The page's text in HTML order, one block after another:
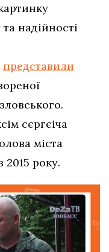
надійності
представили
сєргєіча
міста
року.